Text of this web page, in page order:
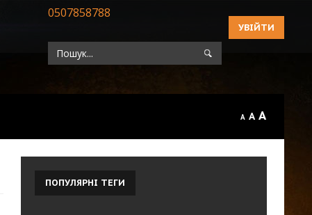
УВІЙТИ
0507858788
A A A
ПОПУЛЯРНІ ТЕГИ